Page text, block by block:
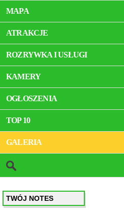
MAPA
ATRAKCJE
ROZRYWKA I USŁUGI
KAMERY
OGŁOSZENIA
TOP 10
GALERIA
TWÓJ NOTES